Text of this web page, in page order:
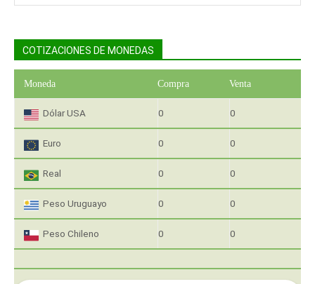
COTIZACIONES DE MONEDAS
Moneda Compra Venta
Dólar USA 0 0
Euro 0 0
Real 0 0
Peso Uruguayo 0 0
Peso Chileno 0 0